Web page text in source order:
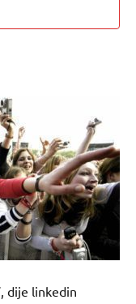
dije linkedin